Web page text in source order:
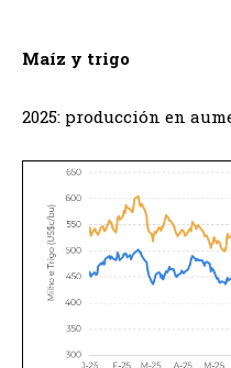
Maíz y trigo
2025: producción en